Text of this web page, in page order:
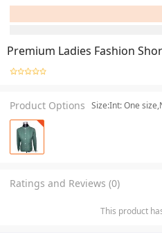
Premium Ladies
Product Options Size:Int: One
Ratings and Reviews (0)
This product